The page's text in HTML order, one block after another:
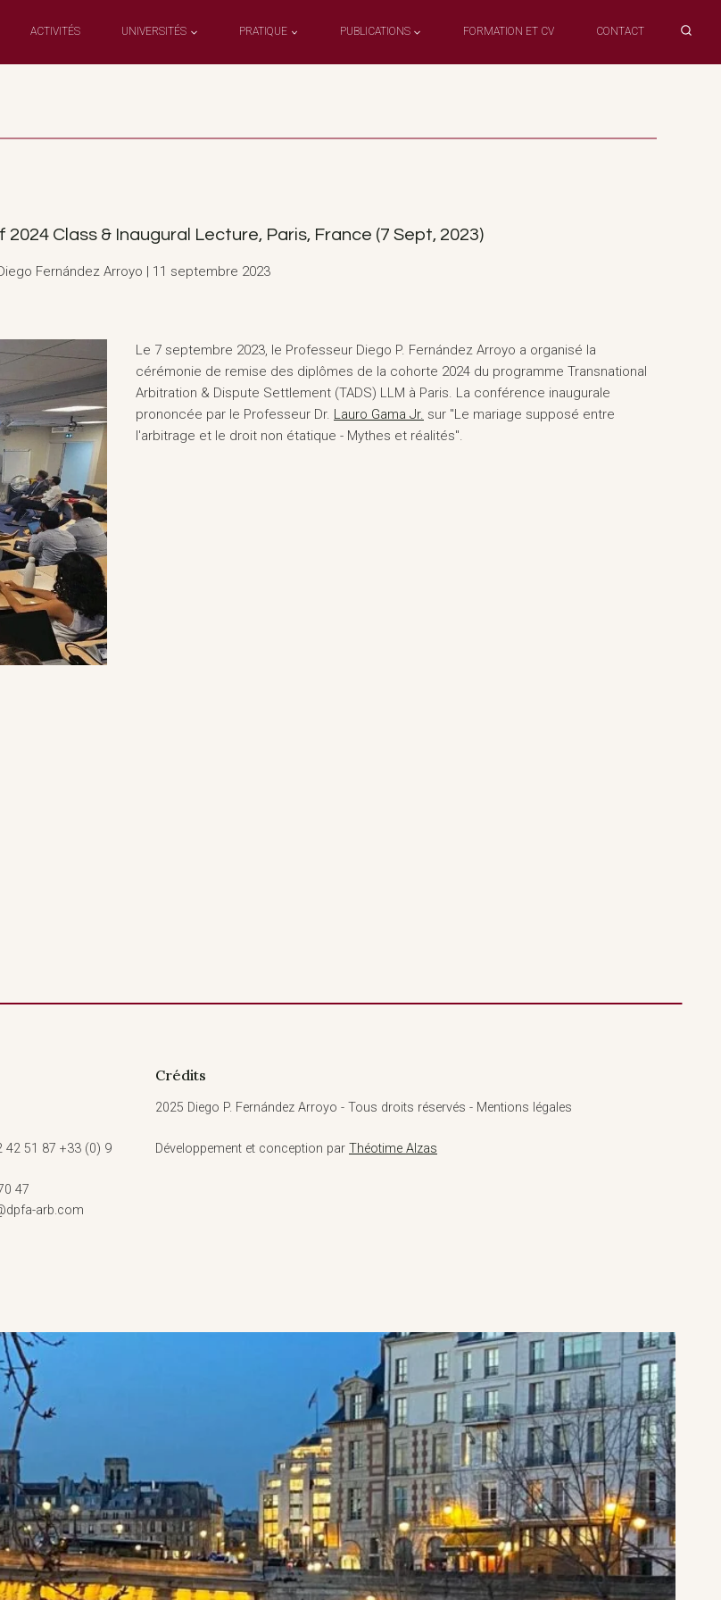
ACTIVITÉS UNIVERSITÉS PRATIQUE PUBLICATIONS FORMATION ET CV CONTACT
Class & Inaugural Lecture, Paris, France (7 Sept, 2023)
Fernández Arroyo | 11 septembre 2023
Le 7 septembre 2023, le Professeur Diego P. Fernández Arroyo a organisé la
cérémonie de remise des diplômes de la cohorte 2024 du programme Transnational
Arbitration & Dispute Settlement (TADS) LLM à Paris. La conférence inaugurale
prononcée par le Professeur Dr. Lauro Gama Jr. sur "Le mariage supposé entre
l'arbitrage et le droit non étatique - Mythes et réalités".
42 51 87 +33 (0) 9
47
arb.com
Crédits
2025 Diego P. Fernández Arroyo - Tous droits réservés - Mentions légales
Développement et conception par Théotime Alzas